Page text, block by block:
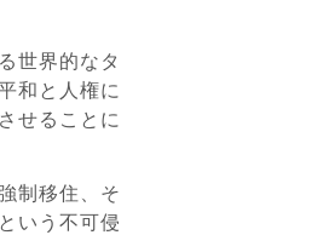
世界的なタ
和と人権に
せることに
制移住、そ
いう不可侵